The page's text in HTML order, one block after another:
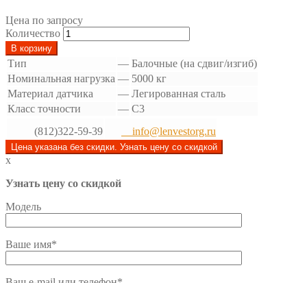
Цена по запросу
Количество
В корзину
Тип — Балочные (на сдвиг/изгиб)
Номинальная нагрузка — 5000 кг
Материал датчика
— Легированная сталь
Класс точности
— C3
(812)322-59-39
info@lenvestorg.ru
Цена указана без скидки. Узнать цену со скидкой
x
Узнать цену со скидкой
Модель
Ваше имя*